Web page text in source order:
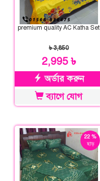
premium quality AC Katha Set
৳ 3,850
2,995 ৳
অর্ডার করুন
ব্যাগে যোগ
22 %
ছাড়